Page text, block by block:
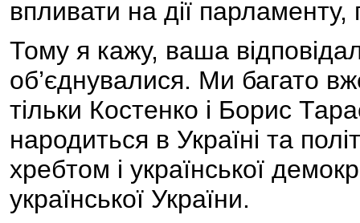
впливати на дії
Тому я кажу, ваша
об’єднувалися. Ми багато
тільки Костенко і Борис
народиться в Україні та
хребтом і української
української України.